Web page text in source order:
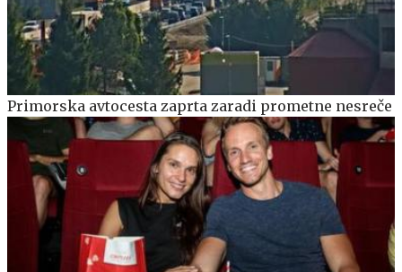
Primorska avtocesta zaprta zaradi prometne nesreče